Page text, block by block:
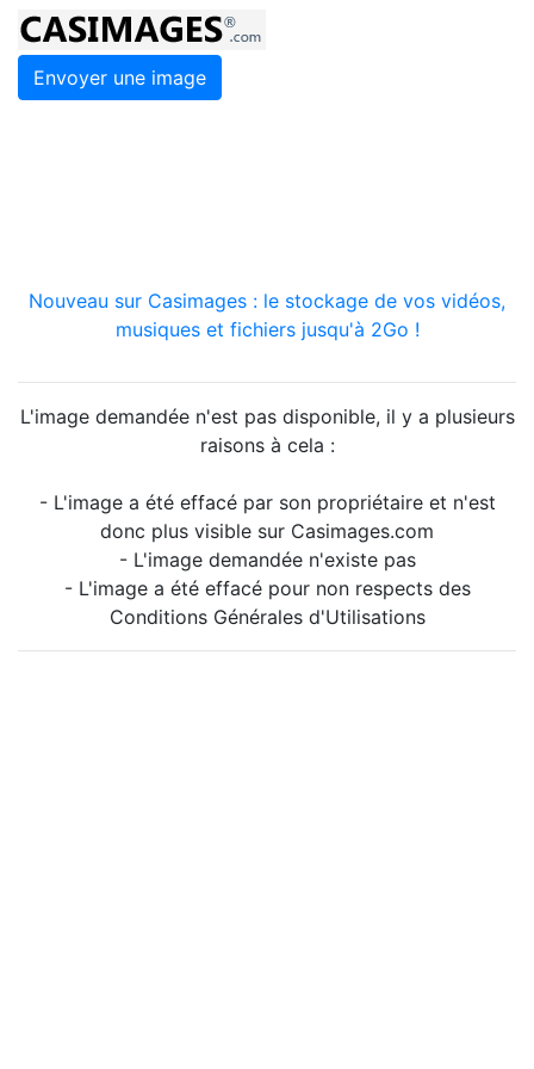
Envoyer une image
Nouveau sur Casimages : le stockage de vos vidéos,
musiques et fichiers jusqu'à 2Go !
L'image demandée n'est pas disponible, il y a plusieurs
raisons à cela :
- L'image a été effacé par son propriétaire et n'est
donc plus visible sur Casimages.com
- L'image demandée n'existe pas
- L'image a été effacé pour non respects des
Conditions Générales d'Utilisations